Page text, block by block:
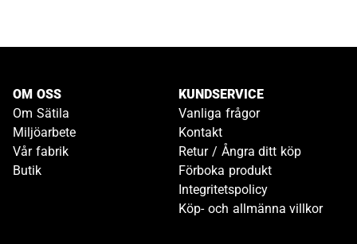
OM OSS
Om Sätila
Miljöarbete
Vår fabrik
Butik
KUNDSERVICE
Vanliga frågor
Kontakt
Retur / Ångra ditt köp
Förboka produkt
Integritetspolicy
Köp- och allmänna villkor